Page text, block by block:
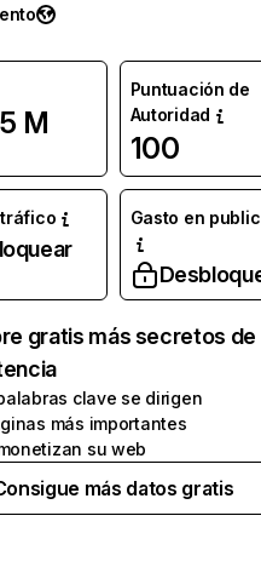
M
Puntuación de
Autoridad
100
Gasto en
gratis más secretos de
clave se dirigen
más importantes
su web
más datos gratis